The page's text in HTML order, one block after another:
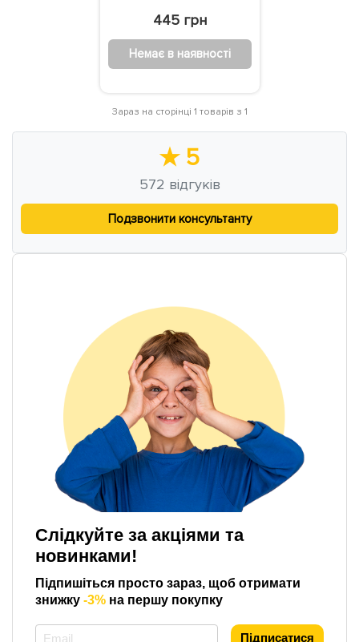
445 грн
Немає в наявності
Зараз на сторінці 1 товарів з 1
★ 5
572 відгуків
Подзвонити консультанту
Слідкуйте за акціями та
новинками!
Підпишіться просто зараз, щоб отримати
знижку -3% на першу покупку
Підписатися